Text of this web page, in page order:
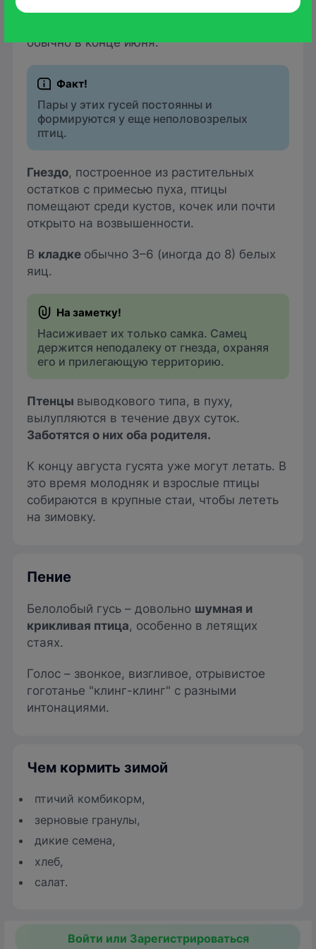
обычно в конце июня.
Пары у этих гусей постоянны и
формируются у еще неполовозрелых
птиц.
Гнездо, построенное из растительных
остатков с примесью пуха, птицы
помещают среди кустов, кочек или почти
открыто на возвышенности.
В кладке обычно 3–6 (иногда до 8) белых
яиц.
Насиживает их только самка. Самец
держится неподалеку от гнезда, охраняя
его и прилегающую территорию.
Птенцы выводкового типа, в пуху,
вылупляются в течение двух суток.
Заботятся о них оба родителя.
К концу августа гусята уже могут летать. В
это время молодняк и взрослые птицы
собираются в крупные стаи, чтобы лететь
на зимовку.
Пение
Белолобый гусь – довольно шумная и
крикливая птица, особенно в летящих
стаях.
Голос – звонкое, визгливое, отрывистое
гоготанье "клинг-клинг" с разными
интонациями.
Чем кормить зимой
птичий комбикорм,
зерновые гранулы,
дикие семена,
хлеб,
салат.
Войти или Зарегистрироваться